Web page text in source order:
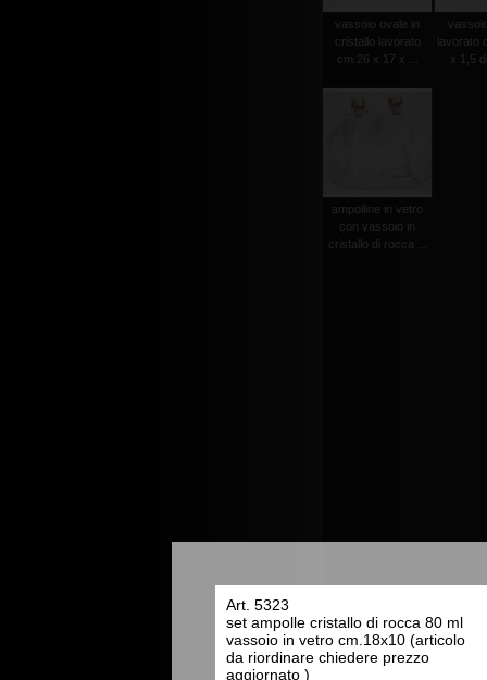
Art. 5323
set ampolle cristallo di rocca 80 ml
vassoio in vetro cm.18x10 (articolo
da riordinare chiedere prezzo
aggiornato )
vassoio ovale in
cristallo lavorato
cm.26 x 17 x ...
lavorato
x 1,5
ampolline in vetro
con vassoio in
cristallo di rocca ...